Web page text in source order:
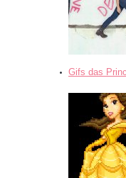
Gifs das